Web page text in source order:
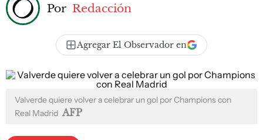
Por Redacción
Agregar El Observador en
Valverde quiere volver a celebrar un gol por Champions con
Real Madrid AFP